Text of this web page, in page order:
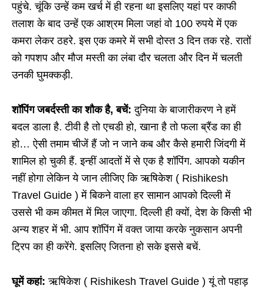
पहुंचे. चूंकि उन्हें कम खर्च में ही रहना था इसलिए यहां पर काफी
तलाश के बाद उन्हें एक आश्रम मिला जहां वो 100 रुपये में एक
कमरा लेकर ठहरे. इस एक कमरे में सभी दोस्त 3 दिन तक रहे. रातों
को गपशप और मौज मस्ती का लंबा दौर चलता और दिन में चलती
उनकी घुमक्कड़ी.
शॉपिंग जबर्दस्ती का शौक है, बचें: दुनिया के बाजारीकरण ने हमें
बदल डाला है. टीवी है तो एचडी हो, खाना है तो फला ब्रैंड का ही
हो… ऐसी तमाम चीजें हैं जो न जाने कब और कैसे हमारी जिंदगी में
शामिल हो चुकी हैं. इन्हीं आदतों में से एक है शॉपिंग. आपको यकीन
नहीं होगा लेकिन ये जान लीजिए कि ऋषिकेश ( Rishikesh
Travel Guide ) में बिकने वाला हर सामान आपको दिल्ली में
उससे भी कम कीमत में मिल जाएगा. दिल्ली ही क्यों, देश के किसी भी
अन्य शहर में भी. आप शॉपिंग में वक्त जाया करके नुकसान अपनी
ट्रिप का ही करेंगे. इसलिए जितना हो सके इससे बचें.
घूमें कहां:ऋषिकेश ( Rishikesh Travel Guide ) यूं तो पहाड़